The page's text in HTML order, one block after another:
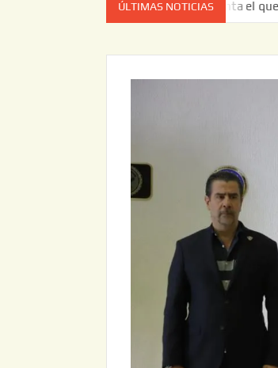
ÚLTIMAS NOTICIAS
vez no es el estado de cuenta el que da el susto